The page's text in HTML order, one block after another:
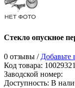
Стекло опускное
0 отзывы / Добавьте
Код товара: 10029321
Заводской номер:
Доступность: В